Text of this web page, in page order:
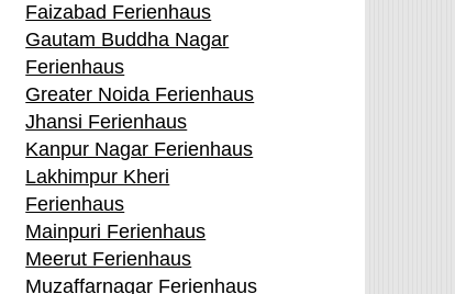
Faizabad Ferienhaus
Gautam Buddha Nagar
Ferienhaus
Greater Noida Ferienhaus
Jhansi Ferienhaus
Kanpur Nagar Ferienhaus
Lakhimpur Kheri
Ferienhaus
Mainpuri Ferienhaus
Meerut Ferienhaus
Muzaffarnagar Ferienhaus